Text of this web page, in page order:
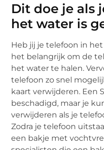
Dit doe je als
het water is
Heb jij je telefoon in
het belangrijk om de
het water te halen.
telefoon zo snel
kaart verwijderen. Een
beschadigd, maar je
verwijderen als je
Zodra je telefoon
een bakje met